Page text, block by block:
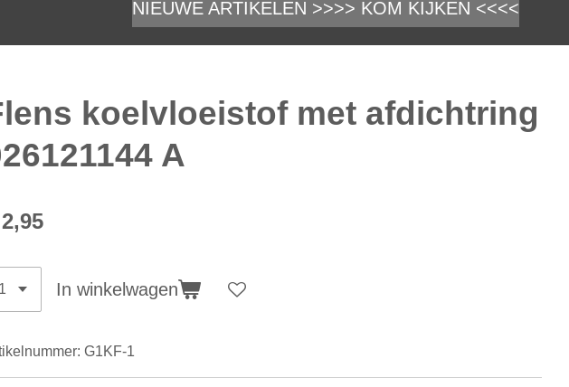
NIEUWE ARTIKELEN >>>> KOM KIJKEN <<<<
koelvloeistof met afdichtring
A
In winkelwagen
G1KF-1